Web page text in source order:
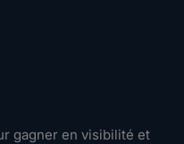
gagner en visibilité et